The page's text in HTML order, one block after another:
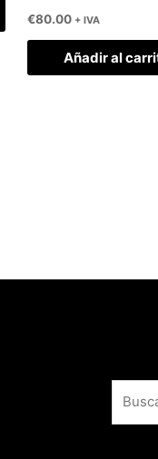
€80.00 + IVA
Añadir al